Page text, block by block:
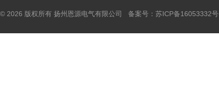
© 2026 版权所有 扬州恩源电气有限公司 备案号： 苏ICP备16053332